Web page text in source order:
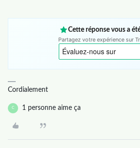
Cette réponse vous a
Partagez votre expérience sur
Cordialement
C 1 personne aime ça